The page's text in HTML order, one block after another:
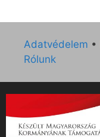
Adatvédelem •
Rólunk